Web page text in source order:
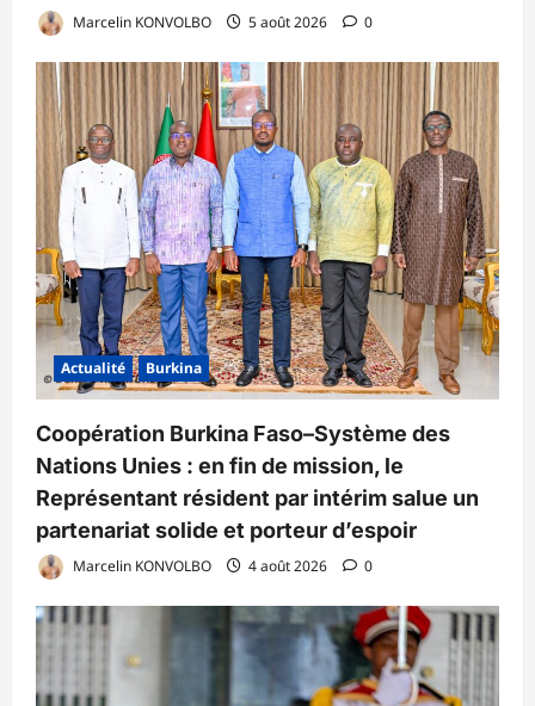
Marcelin KONVOLBO 5 août 2026 0
Actualité Burkina
Coopération Burkina Faso–Système des
Nations Unies : en fin de mission, le
Représentant résident par intérim salue un
partenariat solide et porteur d’espoir
Marcelin KONVOLBO 4 août 2026 0